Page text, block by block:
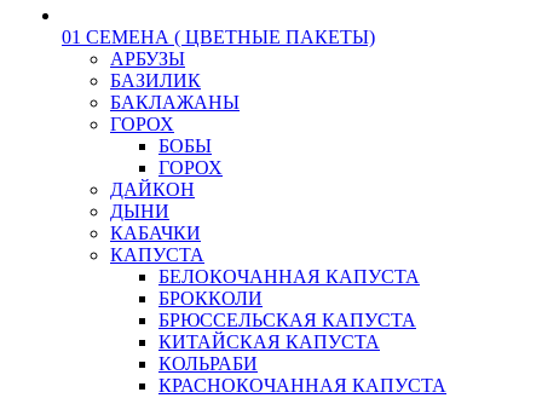
01 СЕМЕНА ( ЦВЕТНЫЕ ПАКЕТЫ)
АРБУЗЫ
БАЗИЛИК
БАКЛАЖАНЫ
ГОРОХ
БОБЫ
ГОРОХ
ДАЙКОН
ДЫНИ
КАБАЧКИ
КАПУСТА
БЕЛОКОЧАННАЯ КАПУСТА
БРОККОЛИ
БРЮССЕЛЬСКАЯ КАПУСТА
КИТАЙСКАЯ КАПУСТА
КОЛЬРАБИ
КРАСНОКОЧАННАЯ КАПУСТА